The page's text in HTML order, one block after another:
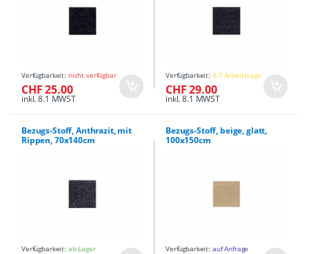
Verfügbarkeit: nicht verfügbar
CHF 25.00
inkl. 8.1 MWST
Verfügbarkeit: 4-7 Arbeitstage
CHF 29.00
inkl. 8.1 MWST
Bezugs-Stoff, Anthrazit, mit
Rippen, 70x140cm
Verfügbarkeit: ab Lager
Bezugs-Stoff, beige, glatt,
100x150cm
Verfügbarkeit: auf Anfrage